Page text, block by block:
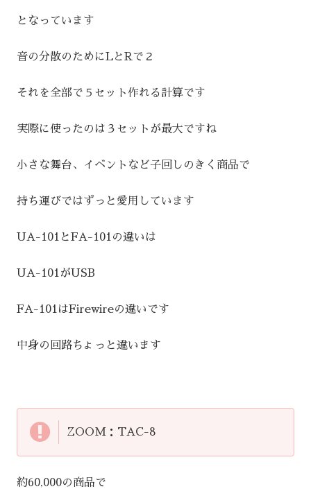
となっています
音の分散のためにLとRで２
それを全部で５セット作れる計算です
実際に使ったのは３セットが最大ですね
小さな舞台、イベントなど子回しのきく商品で
持ち運びではずっと愛用しています
UA-101とFA-101の違いは
UA-101がUSB
FA-101はFirewireの違いです
中身の回路ちょっと違います
ZOOM：TAC-8
約60,000の商品で